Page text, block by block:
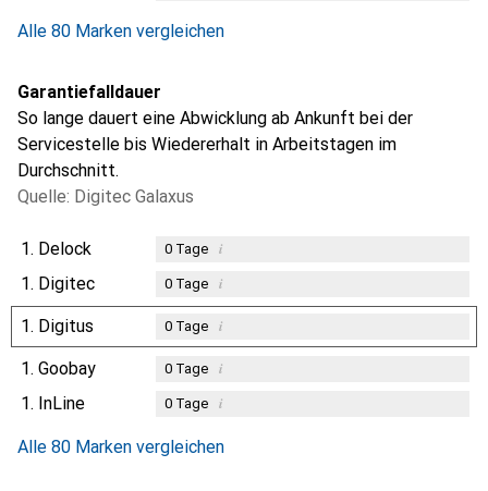
Alle 80 Marken vergleichen
Garantiefalldauer
So lange dauert eine Abwicklung ab Ankunft bei der
Servicestelle bis Wiedererhalt in Arbeitstagen im
Durchschnitt.
Quelle: Digitec Galaxus
1. Delock 0Tage i
1. Digitec 0Tage i
1. Digitus 0Tage i
1. Goobay 0Tage i
1. InLine 0Tage i
Alle 80 Marken vergleichen